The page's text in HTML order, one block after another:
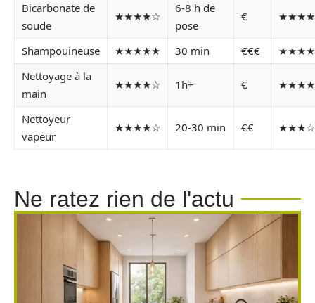
Bicarbonate de
soude
★★★★☆
6-8 h de
pose
€
Shampouineuse ★★★★★ 30 min €€€
Nettoyage à la
main
★★★★☆ 1h+ €
Nettoyeur
vapeur
★★★★☆ 20-30 min €€
Ne ratez rien de l'actu